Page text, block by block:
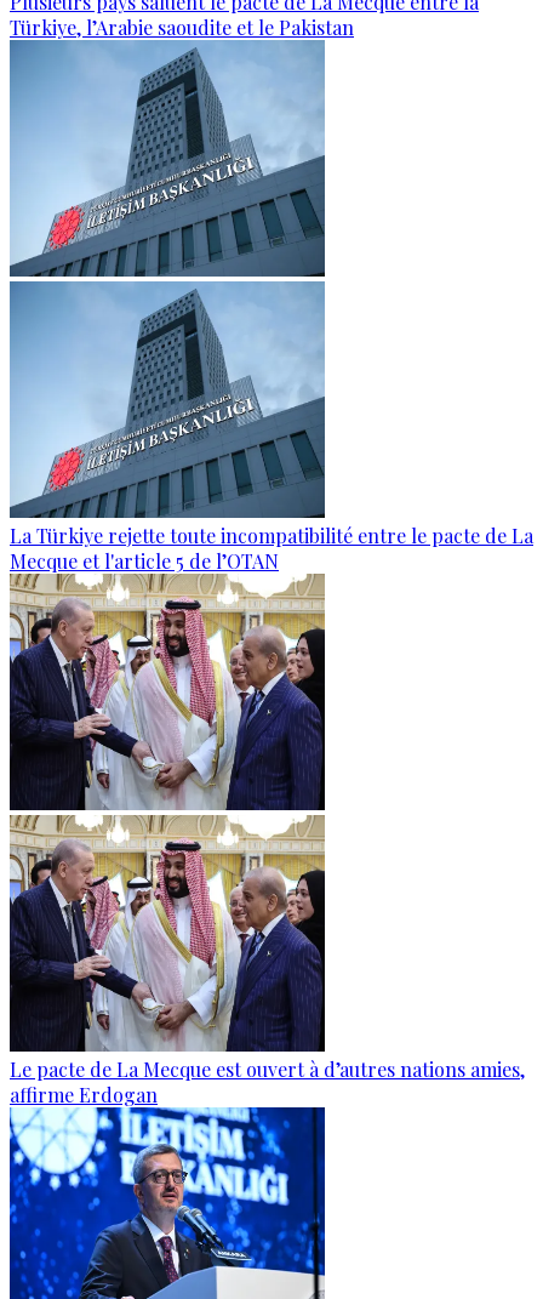
Türkiye, l’Arabie saoudite et le Pakistan
La Türkiye rejette toute incompatibilité entre le pacte de La
Mecque et l'article 5 de l’OTAN
Le pacte de La Mecque est ouvert à d’autres nations amies,
affirme Erdogan